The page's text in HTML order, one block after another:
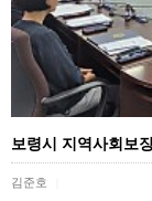
보령시 지역사회보
김준호